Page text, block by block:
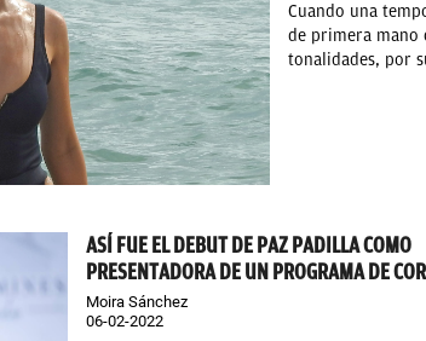
Cuando una
de primera mano
tonalidades, por
ASÍ FUE EL DEBUT DE PAZ PADILLA COMO
PRESENTADORA DE UN PROGRAMA DE
Moira Sánchez
06-02-2022